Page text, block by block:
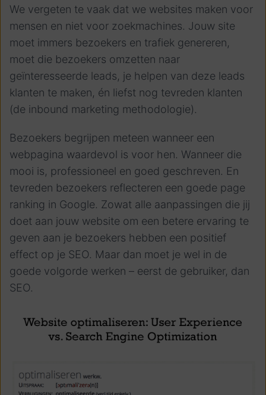
We vergeten te vaak dat we websites maken voor
mensen en niet voor zoekmachines. Jouw site
moet immers bezoekers en trafiek genereren,
moet die bezoekers omzetten naar
geïnteresseerde leads, je helpen van deze leads
klanten te maken, én liefst nog tevreden klanten
(de inbound marketing methodologie).
Bezoekers begrijpen meteen wanneer een
webpagina waardevol is voor hen. Wanneer die
mooi is, professioneel en goed geschreven. En
tevreden bezoekers reflecteren een goede page
ranking in Google. Zowat alle aanpassingen die jij
doet aan jouw website om een betere ervaring te
geven aan je bezoekers hebben een positief
effect op je SEO. Maar dan moet je wel in de
goede volgorde werken – eerst de gebruiker, dan
SEO.